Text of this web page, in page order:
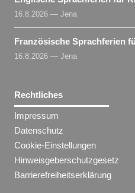
16.8.2026 — Jena
Französische Sprachferien
16.8.2026 — Jena
Rechtliches
Impressum
Datenschutz
Cookie-Einstellungen
Hinweisgeberschutzgesetz
Barrierefreiheitserklärung